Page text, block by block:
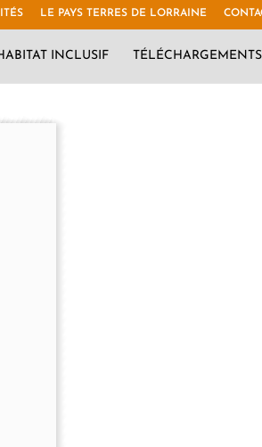
LE PAYS TERRES DE LORRAINE
INCLUSIF TÉLÉCHARGEMENTS